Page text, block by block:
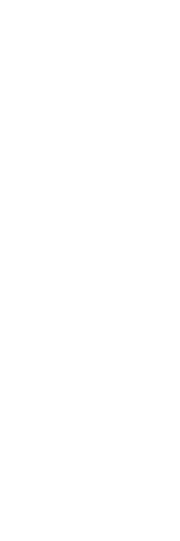
"Friheten
och hur